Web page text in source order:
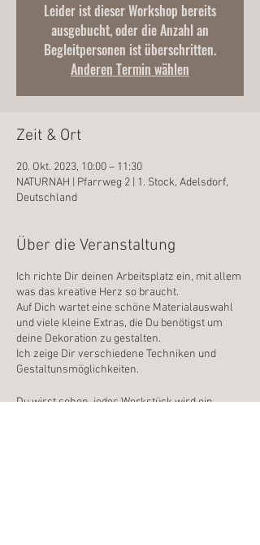
Leider ist dieser Workshop bereits
ausgebucht, oder die Anzahl an
Begleitpersonen ist überschritten.
Anderen Termin wählen
Zeit & Ort
20. Okt. 2023, 10:00 – 11:30
NATURNAH | Pfarrweg 2 | 1. Stock, Adelsdorf,
Deutschland
Über die Veranstaltung
Ich richte Dir deinen Arbeitsplatz ein, mit allem
was das kreative Herz so braucht.
Auf Dich wartet eine schöne Materialauswahl
und viele kleine Extras, die Du benötigst um
deine Dekoration zu gestalten.
Ich zeige Dir verschiedene Techniken und
Gestaltunsmöglichkeiten.
Du wirst sehen, jedes Werkstück wird ein